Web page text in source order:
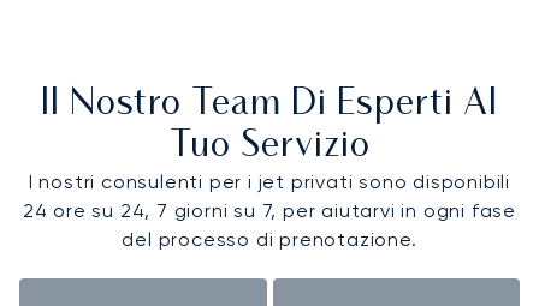
Il Nostro Team Di Esperti Al
Tuo Servizio
I nostri consulenti per i jet privati sono disponibili
24 ore su 24, 7 giorni su 7, per aiutarvi in ogni fase
del processo di prenotazione.